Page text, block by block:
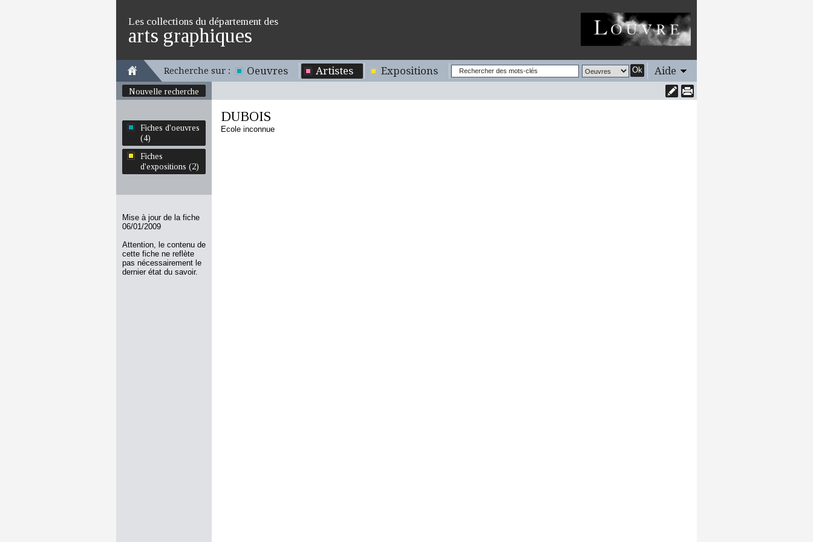
Les collections du département des
arts graphiques
Recherche sur : Oeuvres Artistes Expositions Ok Aide
Nouvelle recherche
Fiches d'oeuvres
(4)
Fiches
d'expositions (2)
Mise à jour de la fiche
06/01/2009
Attention, le contenu de
cette fiche ne reflète
pas nécessairement le
dernier état du savoir.
DUBOIS
Ecole inconnue